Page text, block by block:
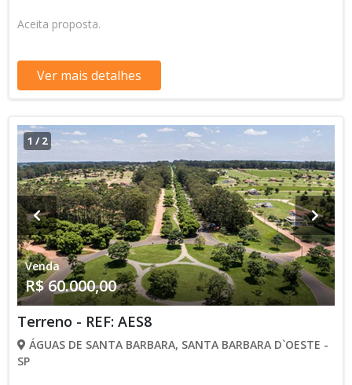
Aceita proposta.
Ver mais detalhes
1 / 2
Venda
R$ 60.000,00
Terreno - REF: AES8
ÁGUAS DE SANTA BARBARA, SANTA BARBARA D`OESTE -
SP